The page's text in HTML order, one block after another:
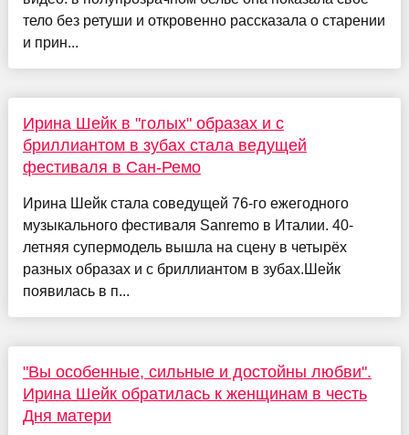
тело без ретуши и откровенно рассказала о старении
и прин...
Ирина Шейк в "голых" образах и с
бриллиантом в зубах стала ведущей
фестиваля в Сан-Ремо
Ирина Шейк стала соведущей 76-го ежегодного
музыкального фестиваля Sanremo в Италии. 40-
летняя супермодель вышла на сцену в четырёх
разных образах и с бриллиантом в зубах.Шейк
появилась в п...
"Вы особенные, сильные и достойны любви".
Ирина Шейк обратилась к женщинам в честь
Дня матери